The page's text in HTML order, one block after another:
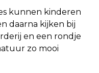
kunnen kinderen
daarna kijken bij
en een rondje
zo mooi